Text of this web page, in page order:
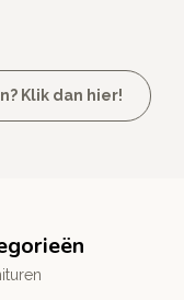
Klik dan hier!